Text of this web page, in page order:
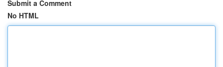
Submit a Comment
No HTML